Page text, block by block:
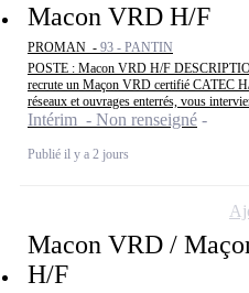
Macon VRD H/F
PROMAN - 93 - PANTIN
POSTE : Macon VRD H/F
recrute un Maçon VRD certifié CATEC
réseaux et ouvrages enterrés, vous
Intérim - Non renseigné
Publié il y a 2 jours
Macon VRD /
H/F